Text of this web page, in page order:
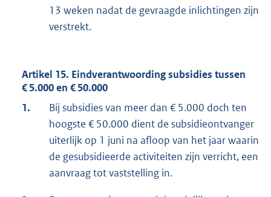
13 weken nadat de gevraagde inlichtingen zijn
verstrekt.
Artikel 15. Eindverantwoording subsidies tussen
€ 5.000 en € 50.000
1.
Bij subsidies van meer dan € 5.000 doch ten
hoogste € 50.000 dient de subsidieontvanger
uiterlijk op 1 juni na afloop van het jaar waarin
de gesubsidieerde activiteiten zijn verricht, een
aanvraag tot vaststelling in.